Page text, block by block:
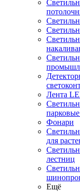
Лента
Фонари
для
лестниц
Ещё